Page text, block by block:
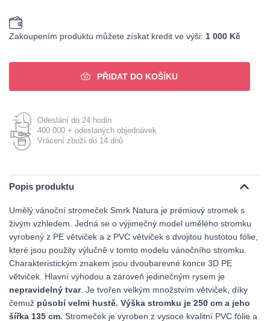
Zakoupením produktu můžete získat kredit ve výši: 1 000 Kč
PŘIDAT DO KOŠÍKU
Odeslání do 24 hodin
400 000 + odeslaných objednávek
Vrácení zboží do 14 dnů
Popis produktu
Umělý vánoční stromeček Smrk Natura je prémiový stromek s
živým vzhledem. Jedná se o výjimečný model umělého stromku
vyrobený z PE větviček a z PVC větviček s dvojitou hustotou fólie,
které jsou použity výlučně v tomto modelu vánočního stromku.
Charakteristickým znakem jsou dvoubarevné konce 3D PE
větviček. Hlavní výhodou a zároveň jedinečným rysem je
nepravidelný tvar. Je tvořen velkým množstvím větviček, díky
čemuž působí velmi hustě. Výška stromku je 250 cm a jeho
šířka 135 cm. Stromeček je vyroben z vysoce kvalitní PVC fólie a